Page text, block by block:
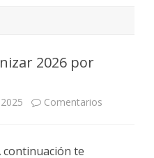
2026 por
Comentarios
continuación te